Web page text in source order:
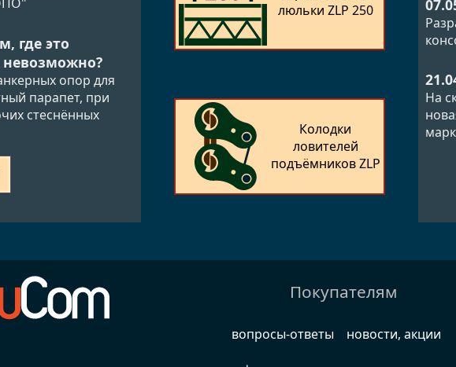
где это
невозможно?
опор для
парапет, при
стеснённых
люльки ZLP 250
Колодки
ловителей
подъёмников ZLP
На
Покупателям
вопросы-ответы новости, акции